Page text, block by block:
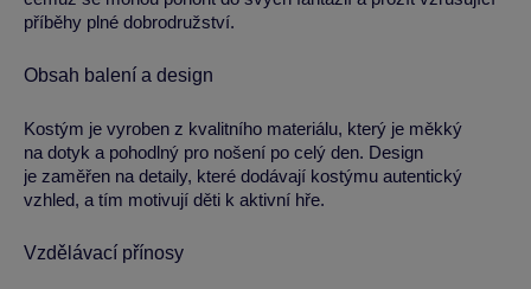
příběhy plné dobrodružství.
Obsah balení a design
Kostým je vyroben z kvalitního materiálu, který je měkký
na dotyk a pohodlný pro nošení po celý den. Design
je zaměřen na detaily, které dodávají kostýmu autentický
vzhled, a tím motivují děti k aktivní hře.
Vzdělávací přínosy